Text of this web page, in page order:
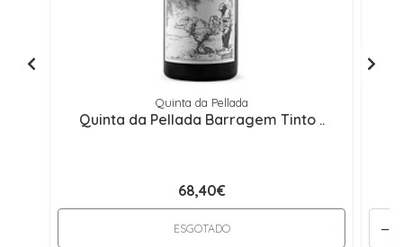
Quinta da Pellada
Quinta da Pellada Barragem Tinto ..
68,40€
ESGOTADO -